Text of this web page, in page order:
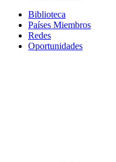
Biblioteca
Países Miembros
Redes
Oportunidades